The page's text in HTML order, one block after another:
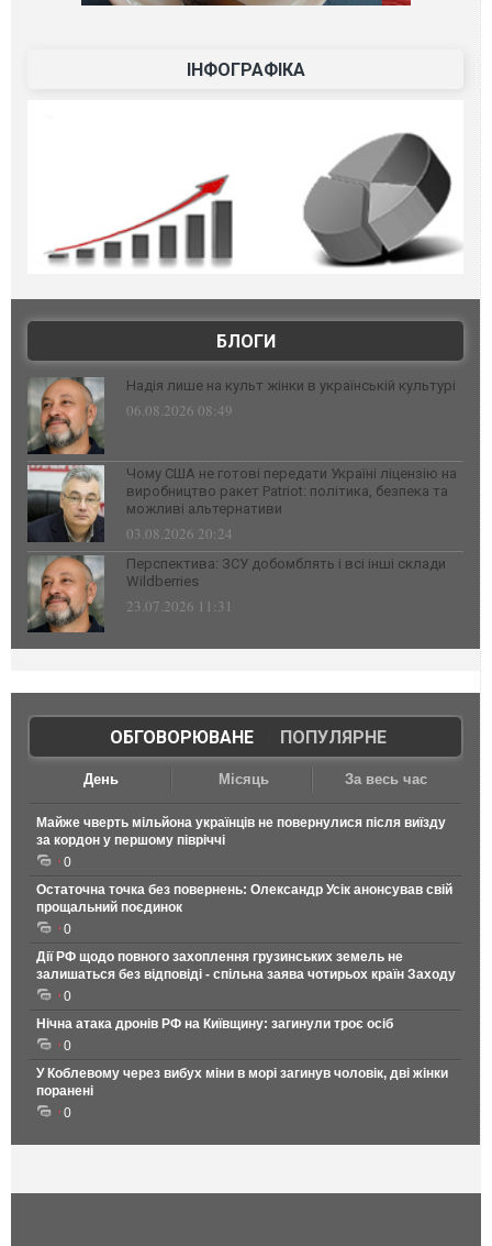
ІНФОГРАФІКА
БЛОГИ
Надія лише на культ жінки в українській культурі
06.08.2026 08:49
Чому США не готові передати Україні ліцензію на
виробництво ракет Patriot: політика, безпека та
можливі альтернативи
03.08.2026 20:24
Перспектива: ЗСУ добомблять і всі інші склади
Wildberries
23.07.2026 11:31
ОБГОВОРЮВАНЕ| ПОПУЛЯРНЕ
День Місяць За весь час
Майже чверть мільйона українців не повернулися після виїзду
за кордон у першому півріччі
0
Остаточна точка без повернень: Олександр Усік анонсував свій
прощальний поєдинок
0
Дії РФ щодо повного захоплення грузинських земель не
залишаться без відповіді - спільна заява чотирьох країн Заходу
0
Нічна атака дронів РФ на Київщину: загинули троє осіб
0
У Коблевому через вибух міни в морі загинув чоловік, дві жінки
поранені
0